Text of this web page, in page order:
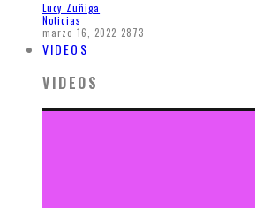
Lucy Zuñiga
Noticias
marzo 16, 2022 2873
VIDEOS
VIDEOS